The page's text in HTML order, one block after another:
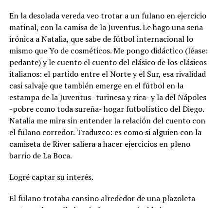
En la desolada vereda veo trotar a un fulano en ejercicio
matinal, con la camisa de la Juventus. Le hago una seña
irónica a Natalia, que sabe de fútbol internacional lo
mismo que Yo de cosméticos. Me pongo didáctico (léase:
pedante) y le cuento el cuento del clásico de los clásicos
italianos: el partido entre el Norte y el Sur, esa rivalidad
casi salvaje que también emerge en el fútbol en la
estampa de la Juventus -turinesa y rica- y la del Nápoles
-pobre como toda sureña- hogar futbolístico del Diego.
Natalia me mira sin entender la relación del cuento con
el fulano corredor. Traduzco: es como si alguien con la
camiseta de River saliera a hacer ejercicios en pleno
barrio de La Boca.
Logré captar su interés.
El fulano trotaba cansino alrededor de una plazoleta